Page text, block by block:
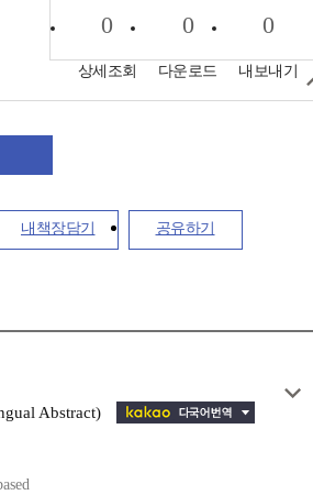
0
상세조회
0
다운로드
0
내보내기
내책장담기 공유하기
Abstract)